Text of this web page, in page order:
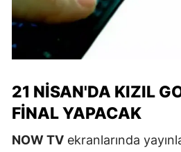
21 NISAN'DA KIZIL
FINAL YAPACAK
NOW TV ekranlarında